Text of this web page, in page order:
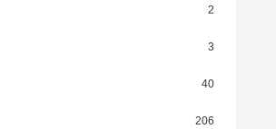
2
3
40
206